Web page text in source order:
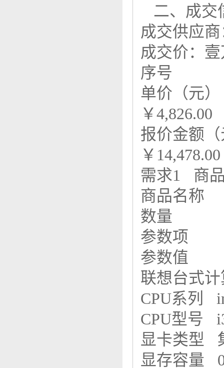
二、成交
成交供应
成交价：
序号
单价（元）
￥4,826.00
报价金额
￥14,478.00
需求1 商
商品名称
数量
参数项
参数值
联想台式
CPU系列
CPU型号
显卡类型
显存容量